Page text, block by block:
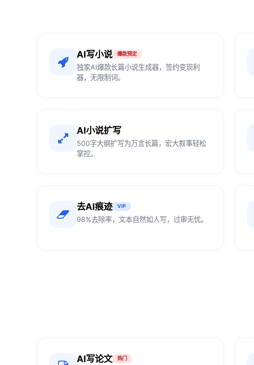
AI写小说 爆款预定
独家AI爆款长篇小说生成器，签约变现利
器，无限制词。
AI小说扩写
500字大纲扩写为万言长篇，宏大叙事轻松
掌控。
去AI痕迹 VIP
98%去除率，文本自然如人写，过审无忧。
AI写论文 热门